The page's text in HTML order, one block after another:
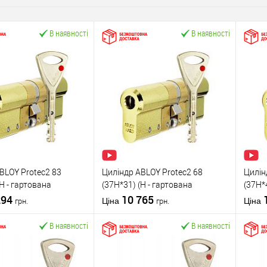
В наявності
Protec2 83
- гартована
полірована
грн.
У кошик
В наявності
Циліндр ABLOY Protec2 68
(37H*31) (H - гартована
сторона) латунь полірована
Ціна 10 765 грн.
У кошик
Ціна
В наявності В наявності